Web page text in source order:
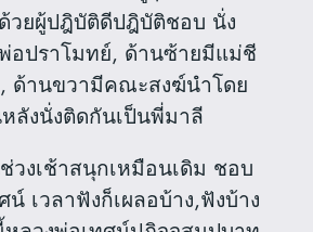
วยผู้ปฎิบัติดีปฎิบัติชอบ นั่ง
อปราโมทย์, ด้านซ้ายมีแม่ชี
ด้านขวามีคณะสงฆ์นำโดย
ลังนั่งติดกันเป็นพี่มาลี
วงเช้าสนุกเหมือนเดิม ชอบ
เวลาฟังก็เผลอบ้าง,ฟังบ้าง